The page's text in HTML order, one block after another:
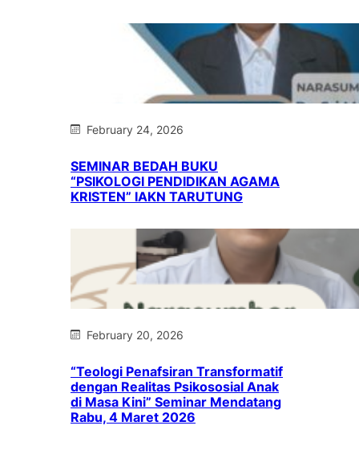
February 24, 2026
SEMINAR BEDAH BUKU
“PSIKOLOGI PENDIDIKAN AGAMA
KRISTEN” IAKN TARUTUNG
February 20, 2026
“Teologi Penafsiran Transformatif
dengan Realitas Psikososial Anak
di Masa Kini” Seminar Mendatang
Rabu, 4 Maret 2026